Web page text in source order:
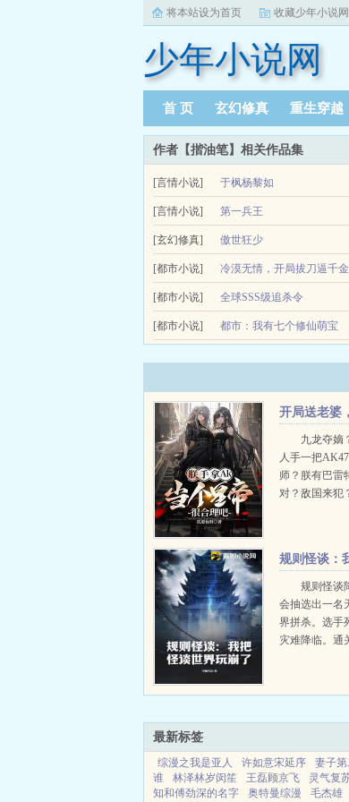
将本站设为首页 收藏少年小说网
少年小说网
首 页 玄幻修真 重生穿越
作者【揩油笔】相关作品集
[言情小说] 于枫杨黎如
一代兵王，为替兄弟复仇越境入
[言情小说] 第一兵王
一代兵王，为替兄弟复仇越境入
[玄幻修真] 傲世狂少
母亲重病，女友私吞我的结婚基金，还
这人间！...
[都市小说] 冷漠无情，开局拔刀逼千
婚
当了杀神二十年，因为太过冷血无情，
[都市小说] 全球SSS级追杀令
（年度最新爽文）江州豪门失忆赘婿魏
[都市小说] 都市：我有七个修仙萌宝
开局送老婆
宰相千金
九龙夺嫡
人手一把
师？朕有巴雷
对？敌国来犯
有点多，等你
规则怪谈：
谈世界玩崩
规则怪谈
会抽选出一名
界拼杀。选手
灾难降临。通
原规则作者十
最新标签
综漫之我是亚人 许如意宋延序 妻子
谁
林泽林岁闵笙 王磊顾京飞 灵气复
知和傅劲深的名字
奥特曼综漫 毛杰雄